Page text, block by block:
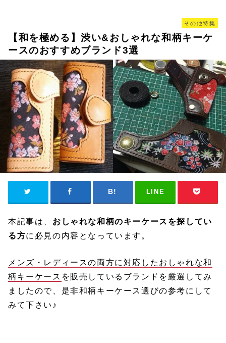
その他特集
【和を極める】渋い&おしゃれな和柄キーケ
ースのおすすめブランド3選
LINE
本記事は、 おしゃれな和柄のキーケースを探してい
る方に必見の内容となっています。
メンズ・レディースの両方に対応したおしゃれな和
柄キーケース を販売しているブランドを厳選してみ
ましたので、是非和柄キーケース選びの参考にして
みて下さい♪